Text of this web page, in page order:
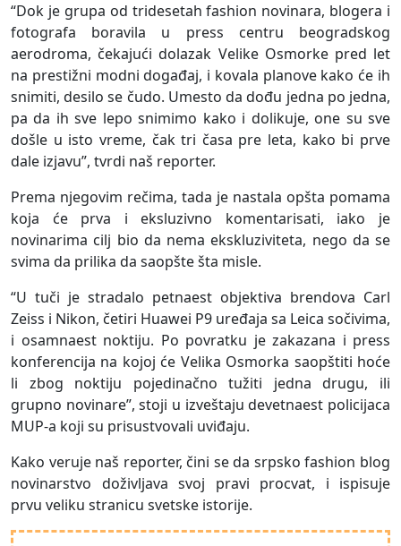
“Dok je grupa od tridesetah fashion novinara, blogera i
fotografa boravila u press centru beogradskog
aerodroma, čekajući dolazak Velike Osmorke pred let
na prestižni modni događaj, i kovala planove kako će ih
snimiti, desilo se čudo. Umesto da dođu jedna po jedna,
pa da ih sve lepo snimimo kako i dolikuje, one su sve
došle u isto vreme, čak tri časa pre leta, kako bi prve
dale izjavu”, tvrdi naš reporter.
Prema njegovim rečima, tada je nastala opšta pomama
koja će prva i eksluzivno komentarisati, iako je
novinarima cilj bio da nema ekskluziviteta, nego da se
svima da prilika da saopšte šta misle.
“U tuči je stradalo petnaest objektiva brendova Carl
Zeiss i Nikon, četiri Huawei P9 uređaja sa Leica sočivima,
i osamnaest noktiju. Po povratku je zakazana i press
konferencija na kojoj će Velika Osmorka saopštiti hoće
li zbog noktiju pojedinačno tužiti jedna drugu, ili
grupno novinare”, stoji u izveštaju devetnaest policijaca
MUP-a koji su prisustvovali uviđaju.
Kako veruje naš reporter, čini se da srpsko fashion blog
novinarstvo doživljava svoj pravi procvat, i ispisuje
prvu veliku stranicu svetske istorije.